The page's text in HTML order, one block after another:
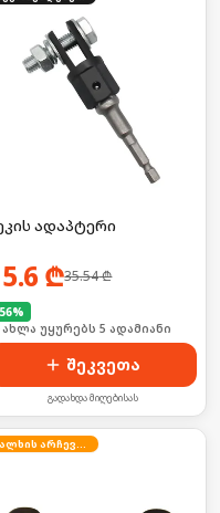
ადაპტერი
₾35.54₾
56%
ბოლო 24სთ-ში იყიდა 5-მა
შეკვეთა
გადახდა მიღებისას